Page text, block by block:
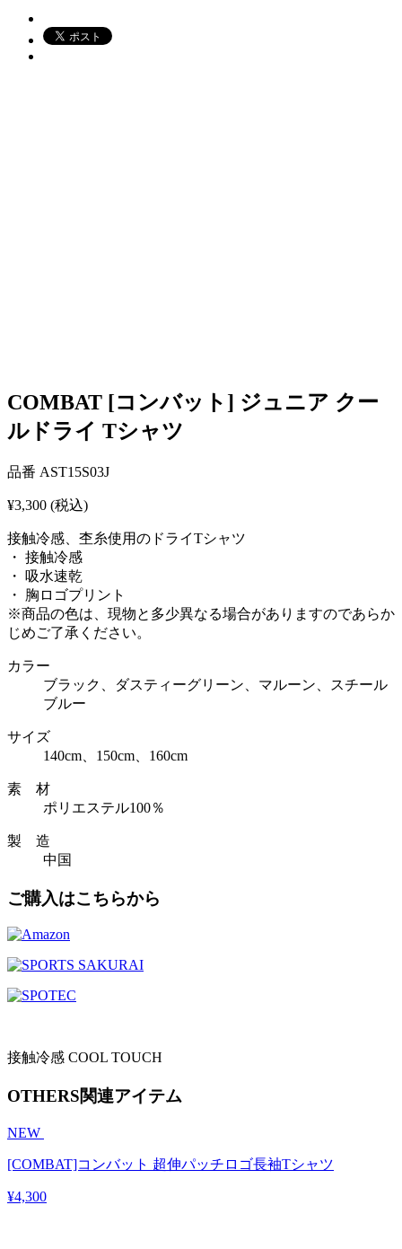
COMBAT [コンバット] ジュニア クー
ルドライ Tシャツ
品番 AST15S03J
¥3,300 (税込)
接触冷感、杢糸使用のドライTシャツ
・ 接触冷感
・ 吸水速乾
・ 胸ロゴプリント
※商品の色は、現物と多少異なる場合がありますのであらか
じめご了承ください。
カラー
ブラック、ダスティーグリーン、マルーン、スチール
ブルー
サイズ
140cm、150cm、160cm
素 材
ポリエステル100％
製 造
中国
ご購入はこちらから
接触冷感 COOL TOUCH
OTHERS関連アイテム
NEW
[COMBAT]コンバット 超伸パッチロゴ長袖Tシャツ
¥4,300